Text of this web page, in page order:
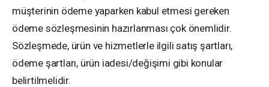
müşterinin ödeme yaparken kabul etmesi gereken
ödeme sözleşmesinin hazırlanması çok önemlidir.
Sözleşmede, ürün ve hizmetlerle ilgili satış şartları,
ödeme şartları, ürün iadesi/değişimi gibi konular
belirtilmelidir.